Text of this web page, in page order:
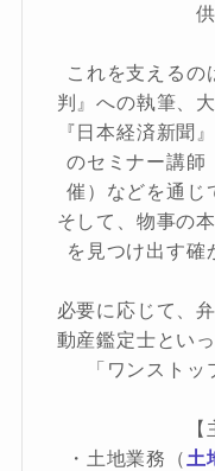
これを支えるの
判』への執筆、
『日本経済新聞
のセミナー講師
催）などを通じ
そして、物事の
を見つけ出す確
必要に応じて、
動産鑑定士とい
「ワンスト
・土地業務（ 土